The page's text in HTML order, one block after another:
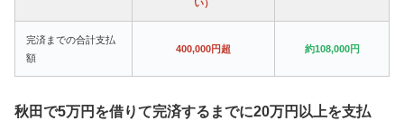
い）
完済までの合計支払
額
400,000円超 約108,000円
秋田で5万円を借りて完済するまでに20万円以上を支払